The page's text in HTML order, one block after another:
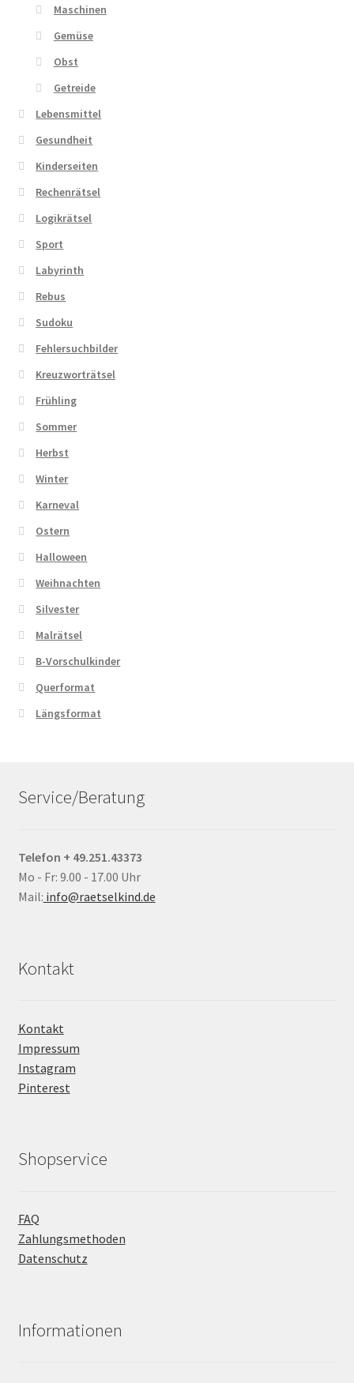
Maschinen
Gemüse
Obst
Getreide
Lebensmittel
Gesundheit
Kinderseiten
Rechenrätsel
Logikrätsel
Sport
Labyrinth
Rebus
Sudoku
Fehlersuchbilder
Kreuzworträtsel
Frühling
Sommer
Herbst
Winter
Karneval
Ostern
Halloween
Weihnachten
Silvester
Malrätsel
B-Vorschulkinder
Querformat
Längsformat
Service/Beratung
Telefon + 49.251.43373
Mo - Fr: 9.00 - 17.00 Uhr
Mail: info@raetselkind.de
Kontakt
Kontakt
Impressum
Instagram
Pinterest
Shopservice
FAQ
Zahlungsmethoden
Datenschutz
Informationen